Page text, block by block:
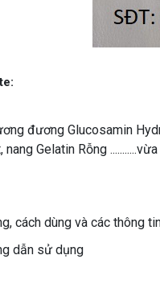
đương Glucosamin
Gelatin Rỗng
cách dùng và các thông
dẫn sử dụng